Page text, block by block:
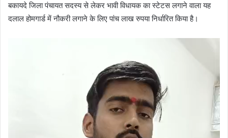
बकायदे जिला पंचायत सदस्य से लेकर भावी विधायक का स्टेटस लगाने वाला यह
दलाल होमगार्ड में नौकरी लगाने के लिए पांच लाख रुपया निर्धारित किया है।